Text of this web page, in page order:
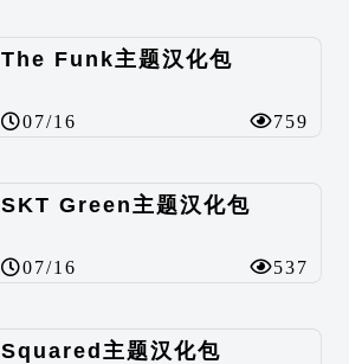
The Funk主题汉化包
07/16 759
SKT Green主题汉化包
07/16 537
Squared主题汉化包